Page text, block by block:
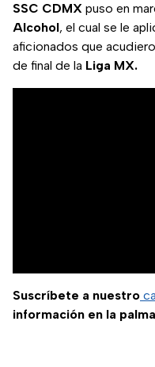
SSC CDMX puso en
Alcohol, el cual se le
aficionados que
de final de la Liga MX.
Suscríbete a nuestro
información en la